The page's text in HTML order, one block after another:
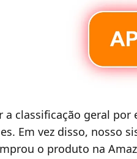
a classificação geral
Em vez disso, nosso
o produto na